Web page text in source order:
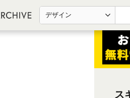
デザイン
ス